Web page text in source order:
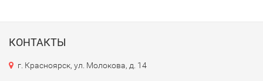
КОНТАКТЫ
г. Красноярск, ул. Молокова, д. 14